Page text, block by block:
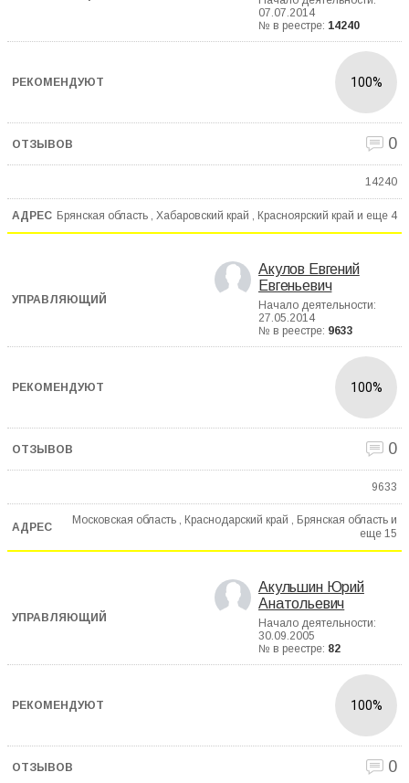
07.07.2014
№ в реестре: 14240
100%
0
14240
Брянская область , Хабаровский край , Красноярский край и еще 4
Акулов Евгений
Евгеньевич
Начало деятельности:
27.05.2014
№ в реестре: 9633
100%
0
9633
Московская область , Краснодарский край , Брянская область и
еще 15
Акульшин Юрий
Анатольевич
Начало деятельности:
30.09.2005
№ в реестре: 82
100%
0